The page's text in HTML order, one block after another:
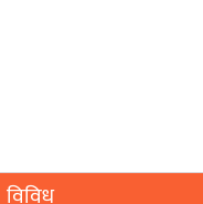
विविध